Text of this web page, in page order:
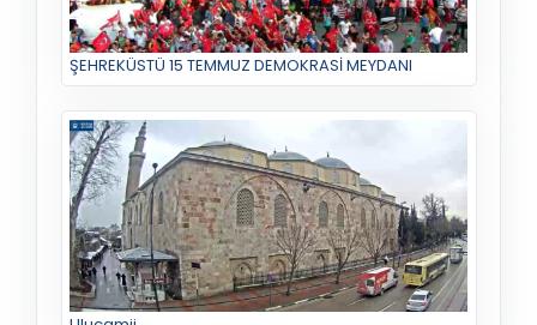
ŞEHREKÜSTÜ 15 TEMMUZ DEMOKRASİ MEYDANI